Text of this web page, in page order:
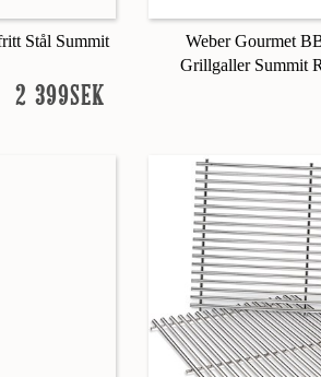
Stål Summit
2 399SEK
Weber Gourmet
Grillgaller Summit